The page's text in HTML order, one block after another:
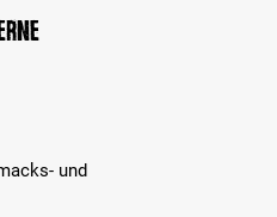
und